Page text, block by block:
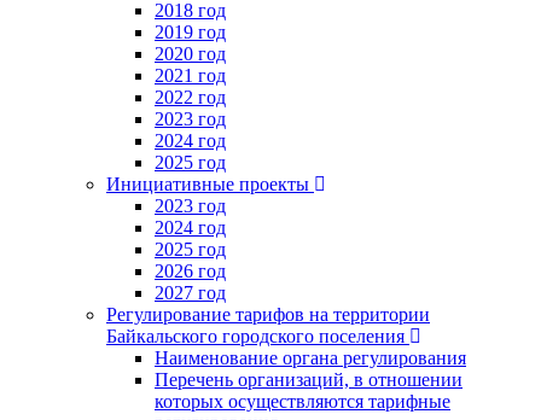
2018 год
2019 год
2020 год
2021 год
2022 год
2023 год
2024 год
2025 год
Инициативные проекты
2023 год
2024 год
2025 год
2026 год
2027 год
Регулирование тарифов на территории
Байкальского городского поселения
Наименование органа регулирования
Перечень организаций, в отношении
которых осуществляются тарифные